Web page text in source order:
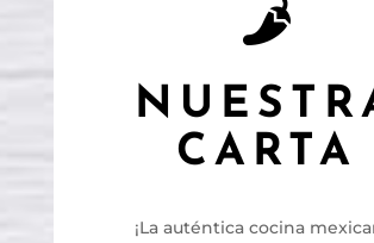
CARTA
¡La auténtica cocina